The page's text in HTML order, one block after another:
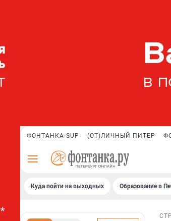
ФОНТАНКА SUP (ОТ)ЛИЧНЫЙ ПИТЕР
Куда пойти на выходных Образование в